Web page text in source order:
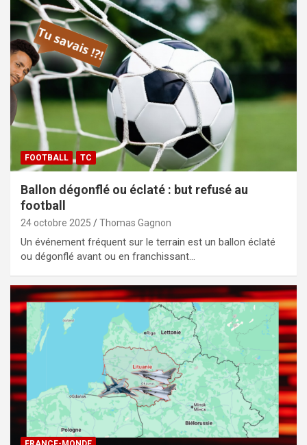
FOOTBALL TC
Ballon dégonflé ou éclaté : but refusé au
football
24 octobre 2025 Thomas Gagnon
Un événement fréquent sur le terrain est un ballon éclaté
ou dégonflé avant ou en franchissant…